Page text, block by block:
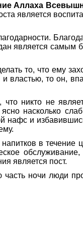
Аллаха
является
является самым
то, что ему
властью, то он,
никто не
насколько
нафс и
в течение
является пост.
ночи люди